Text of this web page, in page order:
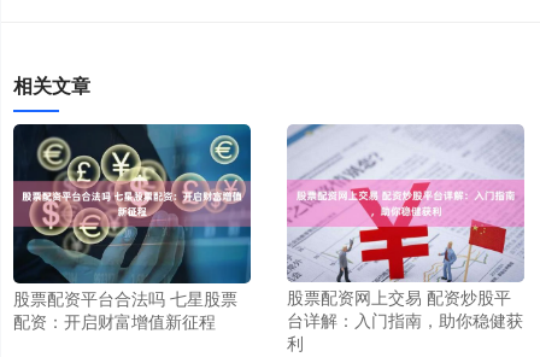
相关文章
股票配资平台合法吗 七星股票
配资：开启财富增值新征程
股票配资网上交易 配资炒股平
台详解：入门指南，助你稳健获
利